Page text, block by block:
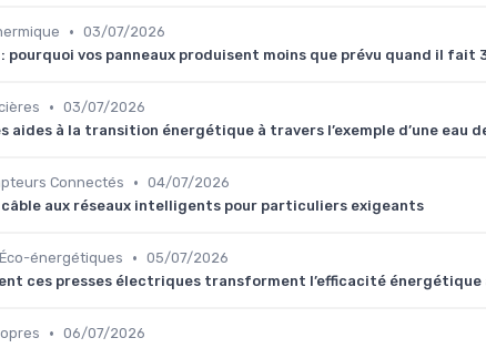
• 03/07/2026
vos panneaux produisent moins que prévu quand il fait
• 03/07/2026
aides à la transition énergétique à travers l’exemple d’une eau
Connectés • 04/07/2026
câble aux réseaux intelligents pour particuliers exigeants
énergétiques • 05/07/2026
ces presses électriques transforment l’efficacité énergétique
• 06/07/2026